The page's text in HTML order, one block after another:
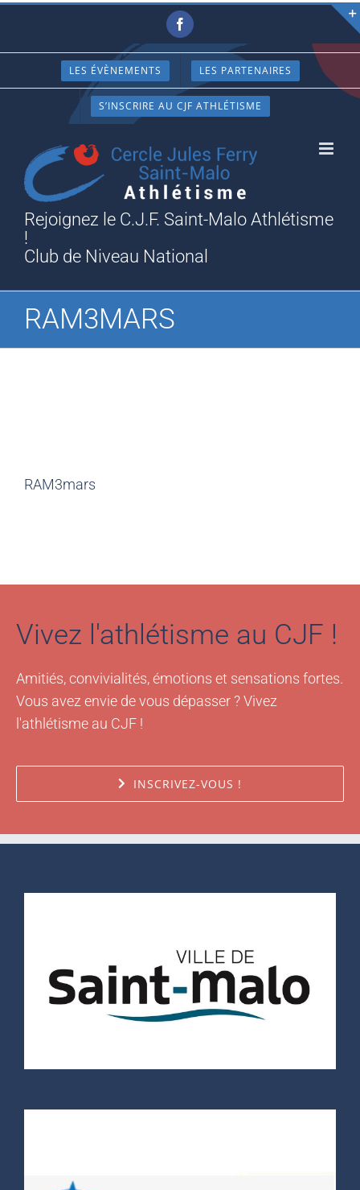
Passer
contenu
Facebook
LES ÉVÈNEMENTS LES PARTENAIRES
S’INSCRIRE AU CJF ATHLÉTISME
Rejoignez le C.J.F. Saint-Malo Athlétisme
!
Club de Niveau National
RAM3MARS
RAM3mars
Vivez l'athlétisme au CJF !
Amitiés, convivialités, émotions et sensations fortes.
Vous avez envie de vous dépasser ? Vivez
l'athlétisme au CJF !
INSCRIVEZ-VOUS !